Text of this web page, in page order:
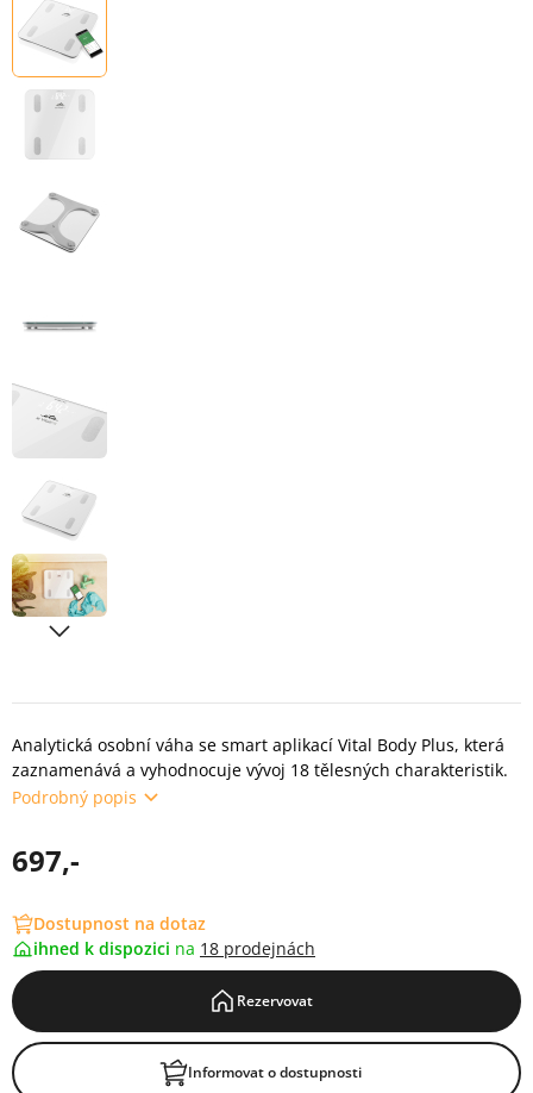
Analytická osobní váha se smart aplikací Vital Body Plus, která
zaznamenává a vyhodnocuje vývoj 18 tělesných charakteristik.
Podrobný popis
697,-
Dostupnost na dotaz
ihned k dispozici na 18 prodejnách
Rezervovat
Informovat o dostupnosti